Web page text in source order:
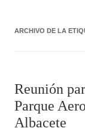
ARCHIVO DE LA
Reunión
Parque
Albacete